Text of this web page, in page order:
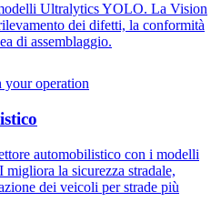
Ultralytics YOLO. La Vision
dei difetti, la conformità
di assemblaggio.
automobilistico con i modelli
la sicurezza stradale,
dei veicoli per strade più